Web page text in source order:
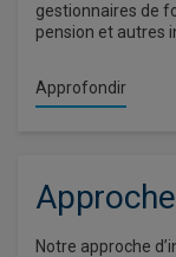
gestionnaires de
pension et autres
Approfondir
Notre approche